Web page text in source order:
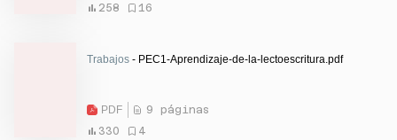
258
16
Trabajos - PEC1-Aprendizaje-de-la-lectoescritura.pdf
PDF
9 páginas
330
4